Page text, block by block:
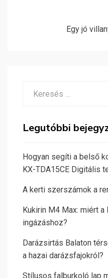
Egy jó
Legutóbbi
Hogyan segíti a belső
KX-TDA15CE Digitális
A kerti szerszámok a
Kukirin M4 Max: miért
ingázáshoz?
Darázsirtás Balaton
a hazai darázsfajokról?
Stílusos falburkoló lap